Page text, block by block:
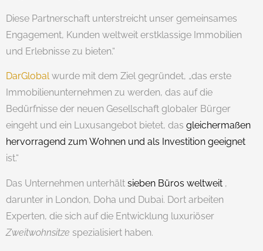
Diese Partnerschaft unterstreicht unser gemeinsames
Engagement, Kunden weltweit erstklassige Immobilien
und Erlebnisse zu bieten.“
DarGlobalwurde mit dem Ziel gegründet, „das erste
Immobilienunternehmen zu werden, das auf die
Bedürfnisse der neuen Gesellschaft globaler Bürger
eingeht und ein Luxusangebot bietet, das gleichermaßen
hervorragend zum Wohnen und als Investition geeignet
ist.“
Das Unternehmen unterhält sieben Büros weltweit ,
darunter in London, Doha und Dubai. Dort arbeiten
Experten, die sich auf die Entwicklung luxuriöser
Zweitwohnsitze spezialisiert haben.